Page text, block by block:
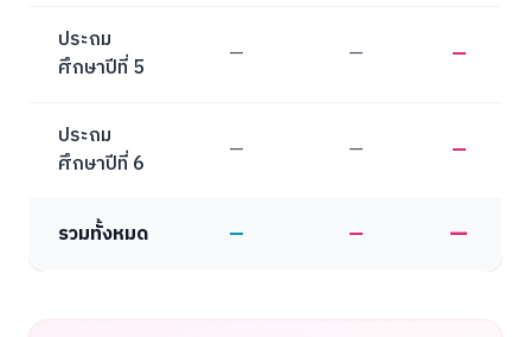
ประถม
ศึกษาปีที่ 5
— — —
ประถม
ศึกษาปีที่ 6
— — —
รวมทั้งหมด — — —